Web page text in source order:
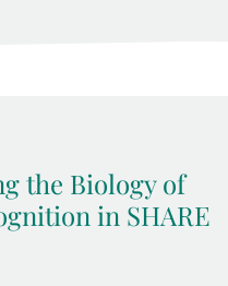
the Biology of
in SHARE